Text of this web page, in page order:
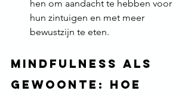
hen om aandacht te hebben voor
hun zintuigen en met meer
bewustzijn te eten.
Mindfulness als
gewoonte: Hoe